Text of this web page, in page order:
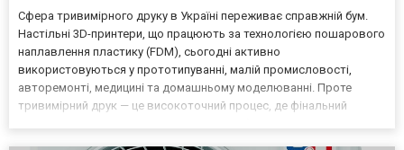
Сфера тривимірного друку в Україні переживає справжній бум.
Настільні 3D-принтери, що працюють за технологією пошарового
наплавлення пластику (FDM), сьогодні активно
використовуються у прототипуванні, малій промисловості,
авторемонті, медицині та домашньому моделюванні. Проте
тривимірний друк — це високоточний процес, де фінальний